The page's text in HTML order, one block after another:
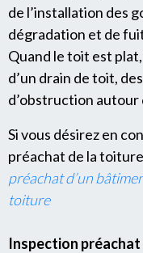
de l’installation des
dégradation et de
Quand le toit est
d’un drain de toit,
d’obstruction autour
Si vous désirez en
préachat de la
préachat d’un
toiture
Inspection préachat